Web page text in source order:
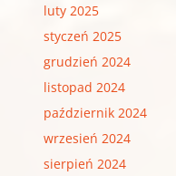
luty 2025
styczeń 2025
grudzień 2024
listopad 2024
październik 2024
wrzesień 2024
sierpień 2024